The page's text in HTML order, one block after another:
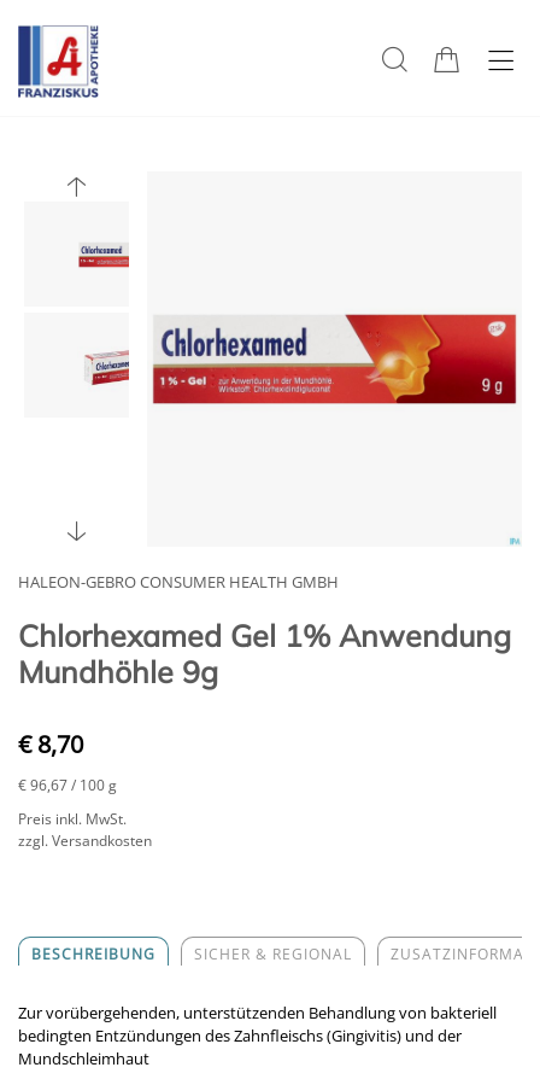
HALEON-GEBRO CONSUMER HEALTH GMBH
Chlorhexamed Gel 1% Anwendung
Mundhöhle 9g
€ 8,70
€ 96,67/ 100 g
Preis inkl. MwSt.
zzgl. Versandkosten
BESCHREIBUNG SICHER & REGIONAL
Zur vorübergehenden, unterstützenden Behandlung von bakteriell
bedingten Entzündungen des Zahnfleischs (Gingivitis) und der
Mundschleimhaut